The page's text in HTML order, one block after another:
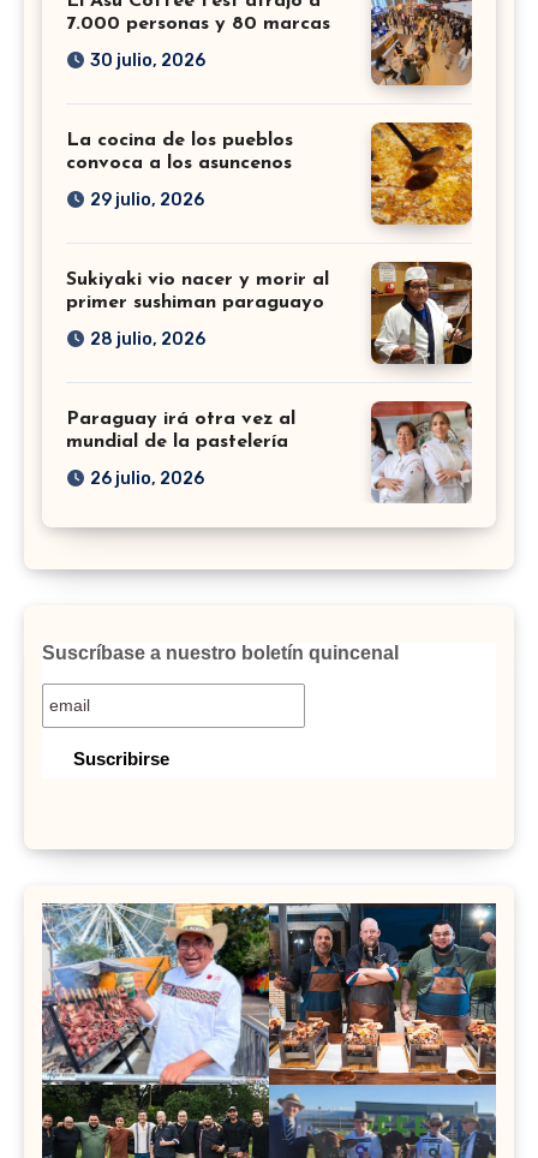
7.000 personas y 80 marcas
30 julio, 2026
La cocina de los pueblos
convoca a los asuncenos
29 julio, 2026
Sukiyaki vio nacer y morir al
primer sushiman paraguayo
28 julio, 2026
Paraguay irá otra vez al
mundial de la pastelería
26 julio, 2026
Suscríbase a nuestro boletín quincenal